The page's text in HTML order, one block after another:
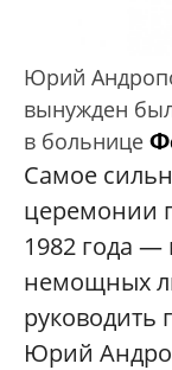
Юрий
вынужден
в больнице
Самое
церемонии
1982 года
немощных
руководить
Юрий